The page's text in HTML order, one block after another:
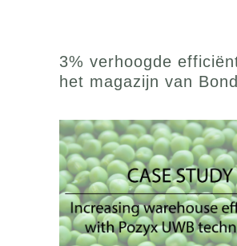
3% verhoogde
het magazijn van